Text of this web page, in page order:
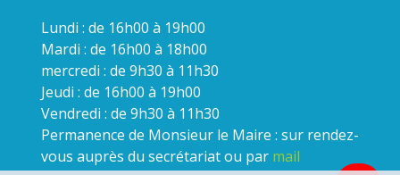
Lundi : de 16h00 à 19h00
Mardi : de 16h00 à 18h00
mercredi : de 9h30 à 11h30
Jeudi : de 16h00 à 19h00
Vendredi : de 9h30 à 11h30
Permanence de Monsieur le Maire : sur rendez-
vous auprès du secrétariat ou par mail